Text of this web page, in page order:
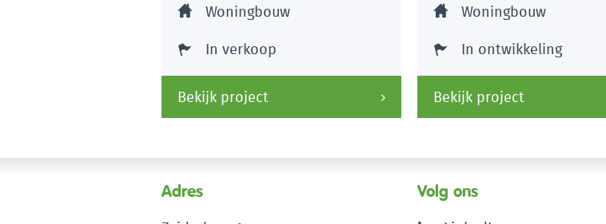
Woningbouw
In verkoop
Bekijk project
Woningbouw
In ontwikkeling
Bekijk project
Adres
Volg ons